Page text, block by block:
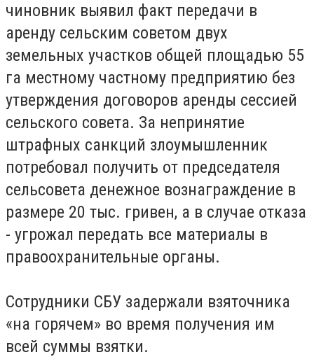
чиновник выявил факт передачи в
аренду сельским советом двух
земельных участков общей площадью 55
га местному частному предприятию без
утверждения договоров аренды сессией
сельского совета. За непринятие
штрафных санкций злоумышленник
потребовал получить от председателя
сельсовета денежное вознаграждение в
размере 20 тыс. гривен, а в случае отказа
- угрожал передать все материалы в
правоохранительные органы.
Сотрудники СБУ задержали взяточника
«на горячем» во время получения им
всей суммы взятки.